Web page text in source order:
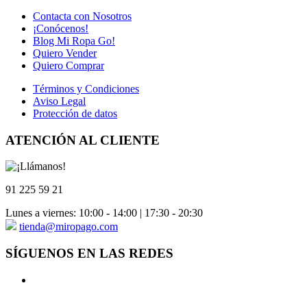
Contacta con Nosotros
¡Conócenos!
Blog Mi Ropa Go!
Quiero Vender
Quiero Comprar
Términos y Condiciones
Aviso Legal
Protección de datos
ATENCIÓN AL CLIENTE
91 225 59 21
Lunes a viernes: 10:00 - 14:00 | 17:30 - 20:30
tienda@miropago.com
SÍGUENOS EN LAS REDES